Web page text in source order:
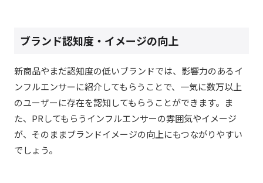
ブランド認知度・イメージの向上
新商品やまだ認知度の低いブランドでは、影響力のあるイ
ンフルエンサーに紹介してもらうことで、一気に数万以上
のユーザーに存在を認知してもらうことができます。ま
た、PRしてもらうインフルエンサーの雰囲気やイメージ
が、そのままブランドイメージの向上にもつながりやすい
でしょう。